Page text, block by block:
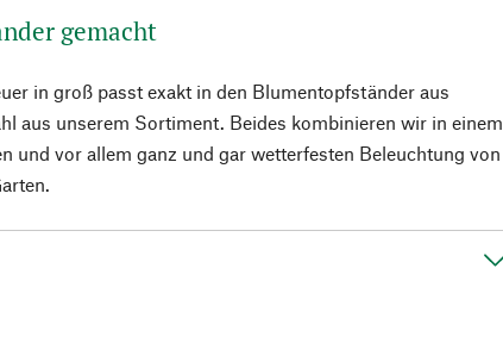
gemacht
in groß passt exakt in den Blumentopfständer aus
aus unserem Sortiment. Beides kombinieren wir in einem
und vor allem ganz und gar wetterfesten Beleuchtung von